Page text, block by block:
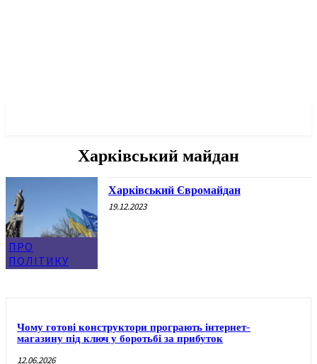
Харківський майдан
ПРО
ПОЛІТИКУ
Харківський Євромайдан
19.12.2023
Чому готові конструктори програють інтернет-
магазину під ключ у боротьбі за прибуток
12.06.2026